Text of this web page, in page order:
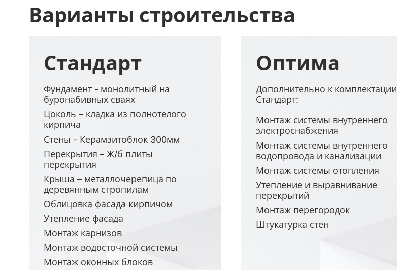
Варианты строительства
Стандарт
Фундамент - монолитный на
буронабивных сваях
Цоколь – кладка из полнотелого
кирпича
Стены - Керамзитоблок 300мм
Перекрытия – Ж/б плиты
перекрытия
Крыша – металлочерепица по
деревянным стропилам
Облицовка фасада кирпичом
Утепление фасада
Монтаж карнизов
Монтаж водосточной системы
Монтаж оконных блоков
Оптима
Дополнительно к комплектации
Стандарт:
Монтаж системы внутреннего
электроснабжения
Монтаж системы внутреннего
водопровода и канализации
Монтаж системы отопления
Утепление и выравнивание
перекрытий
Монтаж перегородок
Штукатурка стен